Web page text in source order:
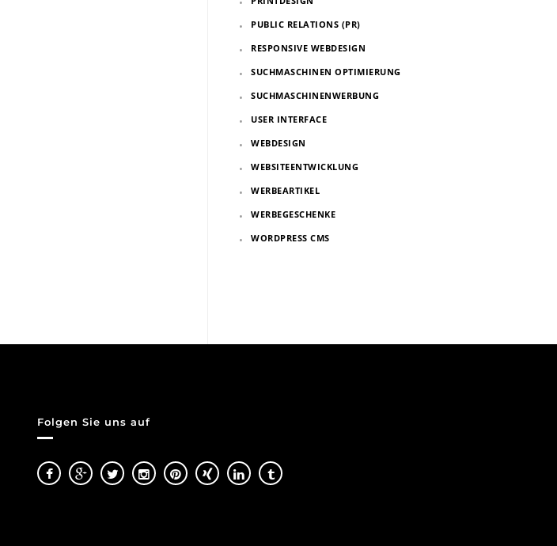
PUBLIC RELATIONS (PR)
RESPONSIVE WEBDESIGN
SUCHMASCHINEN OPTIMIERUNG
SUCHMASCHINENWERBUNG
USER INTERFACE
WEBDESIGN
WEBSITEENTWICKLUNG
WERBEARTIKEL
WERBEGESCHENKE
WORDPRESS CMS
Folgen Sie uns auf